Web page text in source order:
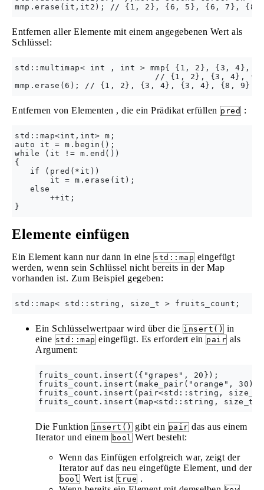
Entfernen aller Elemente mit einem angegebenen Wert als
Schlüssel:
std::multimap< int , int > mmp{ {1, 2}, {3,
// {1, 2}, {3, 4},
Entfernen von Elementen , die ein Prädikat erfüllen pred :
std::map<int,int> m;
auto it = m.begin();
while (it != m.end())
{
   if (pred(*it))
       it = m.erase(it);
   else
       ++it;
Elemente einfügen
Ein Element kann nur dann in eine std::map eingefügt
werden, wenn sein Schlüssel nicht bereits in der Map
vorhanden ist. Zum Beispiel gegeben:
Ein Schlüsselwertpaar wird über die insert() in
eine std::map eingefügt. Es erfordert ein pair als
Argument:
fruits_count.insert({"grapes", 20});
fruits_count.insert(make_pair("orange", 30));
fruits_count.insert(pair<std::string,
Die Funktion insert() gibt ein pair das aus einem
Iterator und einem bool Wert besteht:
Wenn das Einfügen erfolgreich war, zeigt der
Iterator auf das neu eingefügte Element, und der
bool Wert ist true .